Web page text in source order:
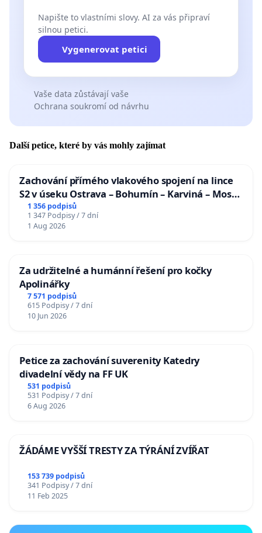
Napište to vlastními slovy. AI za vás připraví
silnou petici.
Vygenerovat petici
Vaše data zůstávají vaše
Ochrana soukromí od návrhu
Další petice, které by vás mohly zajímat
Zachování přímého vlakového spojení na lince
S2 v úseku Ostrava – Bohumín – Karviná – Mosty
u Jablunkova
1 356 podpisů
1 347 Podpisy / 7 dní
1 Aug 2026
Za udržitelné a humánní řešení pro kočky
Apolinářky
7 571 podpisů
615 Podpisy / 7 dní
10 Jun 2026
Petice za zachování suverenity Katedry
divadelní vědy na FF UK
531 podpisů
531 Podpisy / 7 dní
6 Aug 2026
ŽÁDÁME VYŠŠÍ TRESTY ZA TÝRÁNÍ ZVÍŘAT
153 739 podpisů
341 Podpisy / 7 dní
11 Feb 2025